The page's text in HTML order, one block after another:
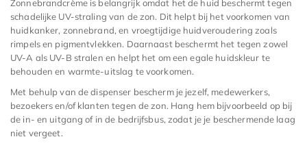
Zonnebrandcrème is belangrijk omdat het de huid beschermt tegen
schadelijke UV-straling van de zon. Dit helpt bij het voorkomen van
huidkanker, zonnebrand, en vroegtijdige huidveroudering zoals
rimpels en pigmentvlekken. Daarnaast beschermt het tegen zowel
UV-A als UV-B stralen en helpt het om een egale huidskleur te
behouden en warmte-uitslag te voorkomen.
Met behulp van de dispenser bescherm je jezelf, medewerkers,
bezoekers en/of klanten tegen de zon. Hang hem bijvoorbeeld op bij
de in- en uitgang of in de bedrijfsbus, zodat je je beschermende laag
niet vergeet.